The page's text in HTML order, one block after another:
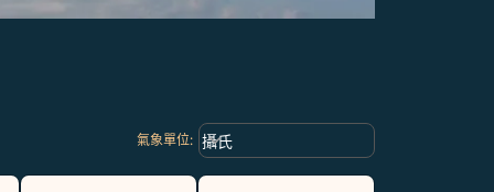
氣象單位: Weather unit option 攝氏 Selected
攝氏
keyboard_arrow_down